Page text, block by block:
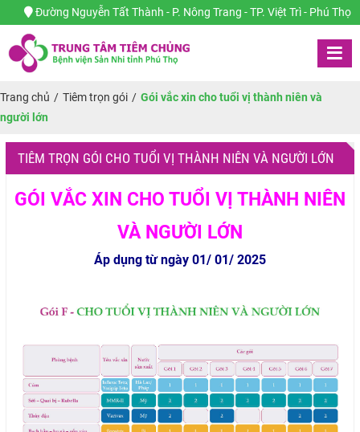
Đường Nguyễn Tất Thành - P. Nông Trang - TP. Việt Trì - Phú Thọ
Trang chủ / Tiêm trọn gói / Gói vắc xin cho tuổi vị thành niên và
người lớn
TIÊM TRỌN GÓI CHO TUỔI VỊ THÀNH NIÊN VÀ NGƯỜI LỚN
GÓI VẮC XIN CHO TUỔI VỊ THÀNH NIÊN
VÀ NGƯỜI LỚN
Áp dụng từ ngày 01/ 01/ 2025